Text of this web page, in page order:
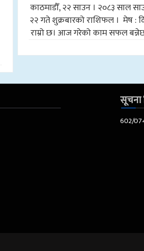
काठमाडौँ, २२ साउन । २०८३ साल
२२ गते शुक्रबारको राशिफल । मेष :
राम्रो छ। आज गरेको काम सफल
सूचना
602/